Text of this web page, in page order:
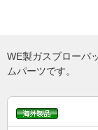
WE製ガスブローバ
ムパーツです。